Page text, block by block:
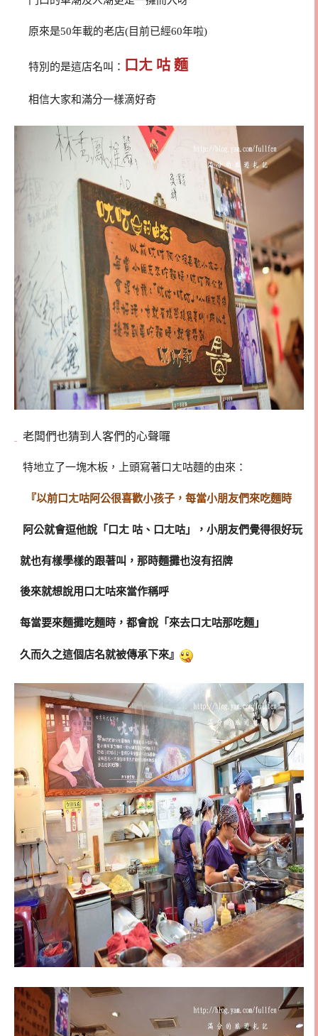
原來是50年載的老店(目前已經60年啦)
特別的是這店名叫： 口ㄤ 咕 麵
相信大家和滿分一樣滴好奇
老闆們也猜到人客們的心聲囉
特地立了一塊木板，上頭寫著口ㄤ咕麵的由來：
『以前口ㄤ咕阿公很喜歡小孩子，每當小朋友們來吃麵時
阿公就會逗他說「口ㄤ 咕、口ㄤ咕」，小朋友們覺得很好玩
就也有樣學樣的跟著叫，那時麵攤也沒有招牌
後來就想說用口ㄤ咕來當作稱呼
每當要來麵攤吃麵時，都會說「來去口ㄤ咕那吃麵」
久而久之這個店名就被傳承下來』